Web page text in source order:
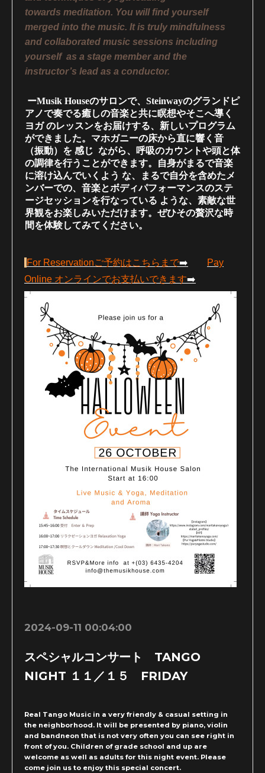
towards meditation. You will find yourself
merged into the music. It is truly mindfulness
and collaborated music sessions including
yourself as a stage member and the
instructor’s lead as a conductor.
ーMusik Houseのサロンで、Steinwayのグランドピ
アノで奏でる癒しの音楽と共に瞑想やそこへ導く
ヨガのレッスンをお届けする、新しいプログラム
ができました。マホガニーの床から直に響く音
（振動）を 感じ ながら、呼吸のカウントや頭と体
の調律を行うことができます。自身がまるで音楽
に溶け込んでいくよう な、まるで自分を含めたメ
ンバーでの、音楽とボディパフォーマンスのステ
ージセッションを行なっている ような、素敵な世
界観をお楽しみいただけます。ぜひその贅沢な時
間を体験してみてください。
For Reservationご予約はこちらまで➡️
Pay
Online オンラインでお支払いできます➡️
2024-09-11 00:04:00
スペシャルコンサート TANGO
NIGHT １１／１５ FRIDAY
Real Tango Music in a very friendly & casual setting in
the neighborhood. It will be presented by piano, violin
and bandneon that is not very often you can see right in
front of you. Children of grade school and up are
welcome as well as adults for this night event. Please
come join us to enjoy this special concert.